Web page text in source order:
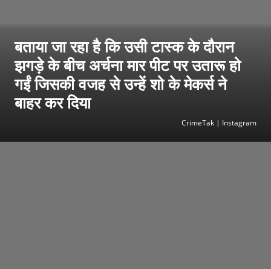
बताया जा रहा है कि उसी टास्क के दौरान
झगड़े के बीच अर्चना मार पीट पर उतारू हो
गईं जिसकी वजह से उन्हें शो के मेकर्स ने
बाहर कर दिया
CrimeTak | Instagram